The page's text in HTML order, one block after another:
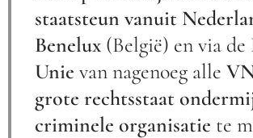
staatsteun vanuit
Benelux (België) en via de
Unie van nagenoeg alle
grote rechtsstaat
criminele organisatie te